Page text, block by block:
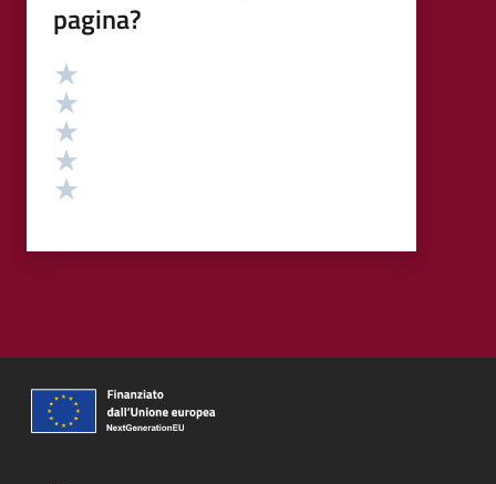
pagina?
Valutazione